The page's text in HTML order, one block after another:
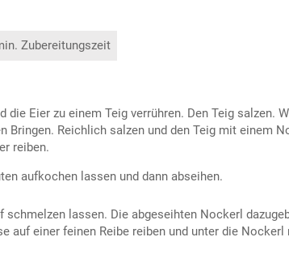
Zubereitungszeit
die Eier zu einem Teig verrühren. Den Teig salzen.
Bringen. Reichlich salzen und den Teig mit einem
reiben.
aufkochen lassen und dann abseihen.
schmelzen lassen. Die abgeseihten Nockerl
auf einer feinen Reibe reiben und unter die Nockerl